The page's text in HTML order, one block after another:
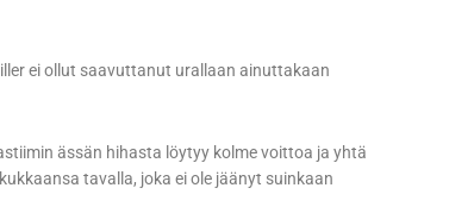
ei ollut saavuttanut urallaan ainuttakaan
ässän hihasta löytyy kolme voittoa ja yhtä
tavalla, joka ei ole jäänyt suinkaan